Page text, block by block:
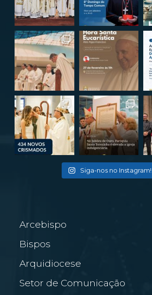
Siga-nos no Instagram!
Arcebispo
Bispos
Arquidiocese
Setor de Comunicação